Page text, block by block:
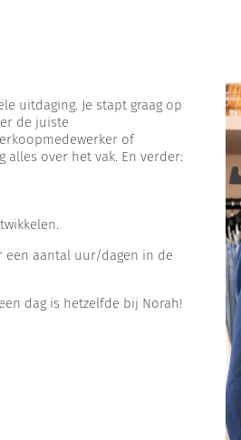
uitdaging. Je stapt graag op
de juiste
of
alles over het vak. En verder:
een aantal uur/dagen in de
dag is hetzelfde bij Norah!